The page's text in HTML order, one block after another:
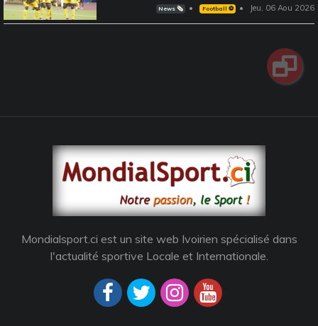
News 🗞️ Football ⚽️ Jeu, 06 Aou 2026
Mondialsport.ci est un site web Ivoirien spécialisé dans
l'actualité sportive Locale et Internationale.